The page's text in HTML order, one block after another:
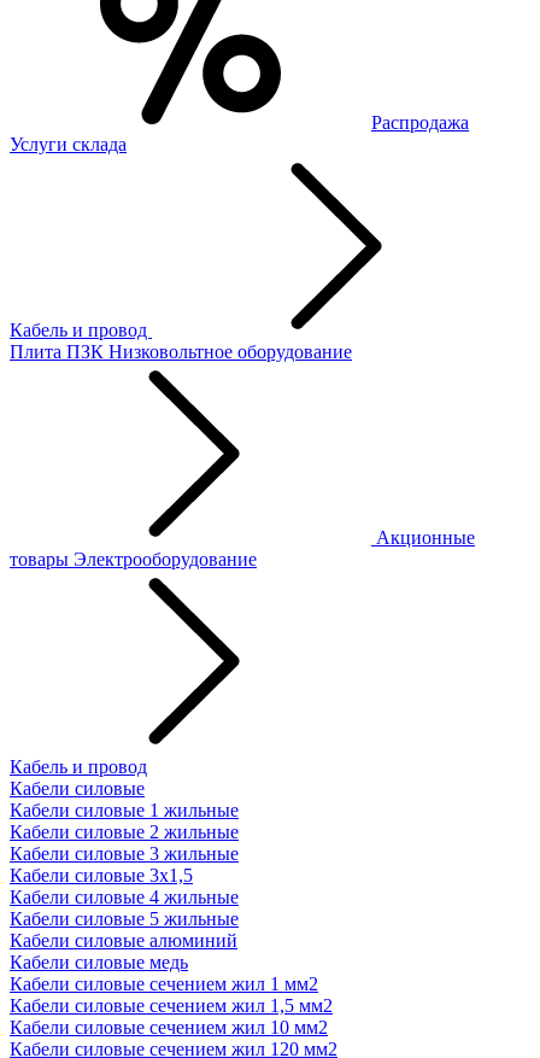
Распродажа
Услуги склада
Кабель и провод
Плита ПЗК Низковольтное оборудование
Акционные
товары Электрооборудование
Кабель и провод
Кабели силовые
Кабели силовые 1 жильные
Кабели силовые 2 жильные
Кабели силовые 3 жильные
Кабели силовые 3х1,5
Кабели силовые 4 жильные
Кабели силовые 5 жильные
Кабели силовые алюминий
Кабели силовые медь
Кабели силовые сечением жил 1 мм2
Кабели силовые сечением жил 1,5 мм2
Кабели силовые сечением жил 10 мм2
Кабели силовые сечением жил 120 мм2